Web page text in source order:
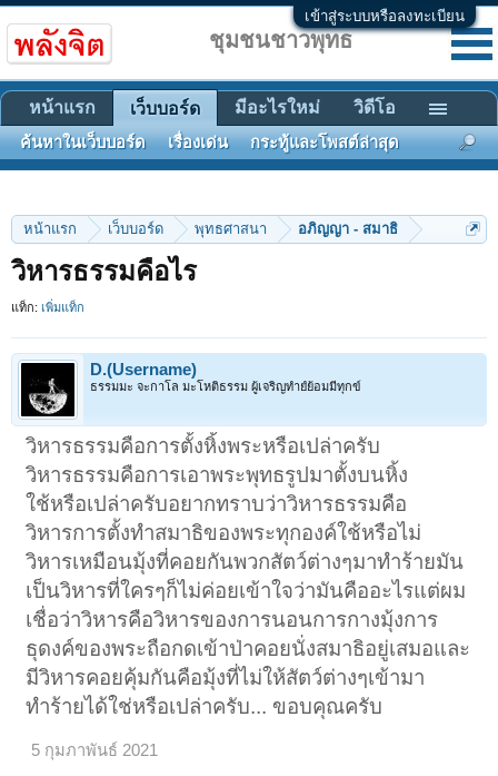
เข้าสู่ระบบหรือลงทะเบียน
หน้าแรก เว็บบอร์ด พุทธศาสนา อภิญญา - สมาธิ
วิหารธรรมคือไร
แท็ก: เพิ่มแท็ก
D.(Username)
ธรรมมะ จะกาโล มะโหติธรรม ผู้เจริญทำยํย้อมมีทุกข์
วิหารธรรมคือการตั้งหิ้งพระหรือเปล่าครับ
วิหารธรรมคือการเอาพระพุทธรูปมาตั้งบนหิ้ง
ใช้หรือเปล่าครับอยากทราบว่าวิหารธรรมคือ
วิหารการตั้งทำสมาธิของพระทุกองค์ใช้หรือไม่
วิหารเหมือนมุ้งที่คอยกันพวกสัตว์ต่างๆมาทำร้ายมัน
เป็นวิหารที่ใครๆก็ไม่ค่อยเข้าใจว่ามันคืออะไรแต่ผม
เชื่อว่าวิหารคือวิหารของการนอนการกางมุ้งการ
ธุดงค์ของพระถือกดเข้าป่าคอยนั่งสมาธิอยู่เสมอและ
มีวิหารคอยคุ้มกันคือมุ้งที่ไม่ให้สัตว์ต่างๆเข้ามา
ทำร้ายได้ใช่หรือเปล่าครับ... ขอบคุณครับ
5 กุมภาพันธ์ 2021
ชุมชนชาวพุทธ
หน้าแรก เว็บบอร์ด
ค้นหาในเว็บบอร์ด เรื่องเด่น กระทู้และโพสต์ล่าสุด
มีอะไรใหม่ วิดีโอ